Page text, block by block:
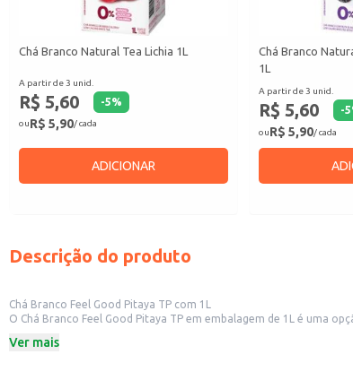
Chá Branco Natural Tea Lichia 1L
A partir de 3 unid.
R$ 5,60 -5%
ouR$ 5,90/ cada
ADICIONAR
Chá Branco
1L
A partir de 3 unid.
R$ 5,60 -5
ouR$ 5,90/ cada
Descrição do produto
Chá Branco Feel Good Pitaya TP com 1L
O Chá Branco Feel Good Pitaya TP em embalagem de 1L é uma opção prática e versátil para diversos contextos. Sua apresentação em
crescente por chás especiais.
Ver mais